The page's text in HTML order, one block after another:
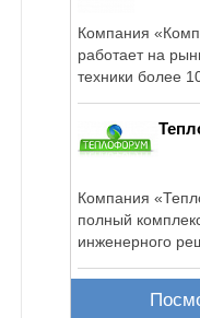
Компания
работает на
техники более
Компания
полный
инженерного